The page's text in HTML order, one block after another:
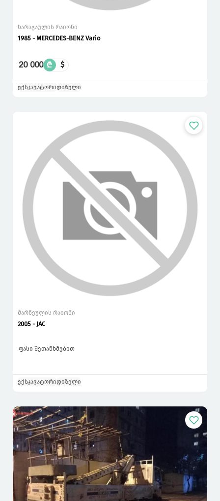
ხარაგაულის რაიონი
1985 - MERCEDES-BENZ Vario
20 000 ₾ $
ექსკავატორიდიზელი
მარნეულის რაიონი
2005 - JAC
ფასი შეთანხმებით
ექსკავატორიდიზელი